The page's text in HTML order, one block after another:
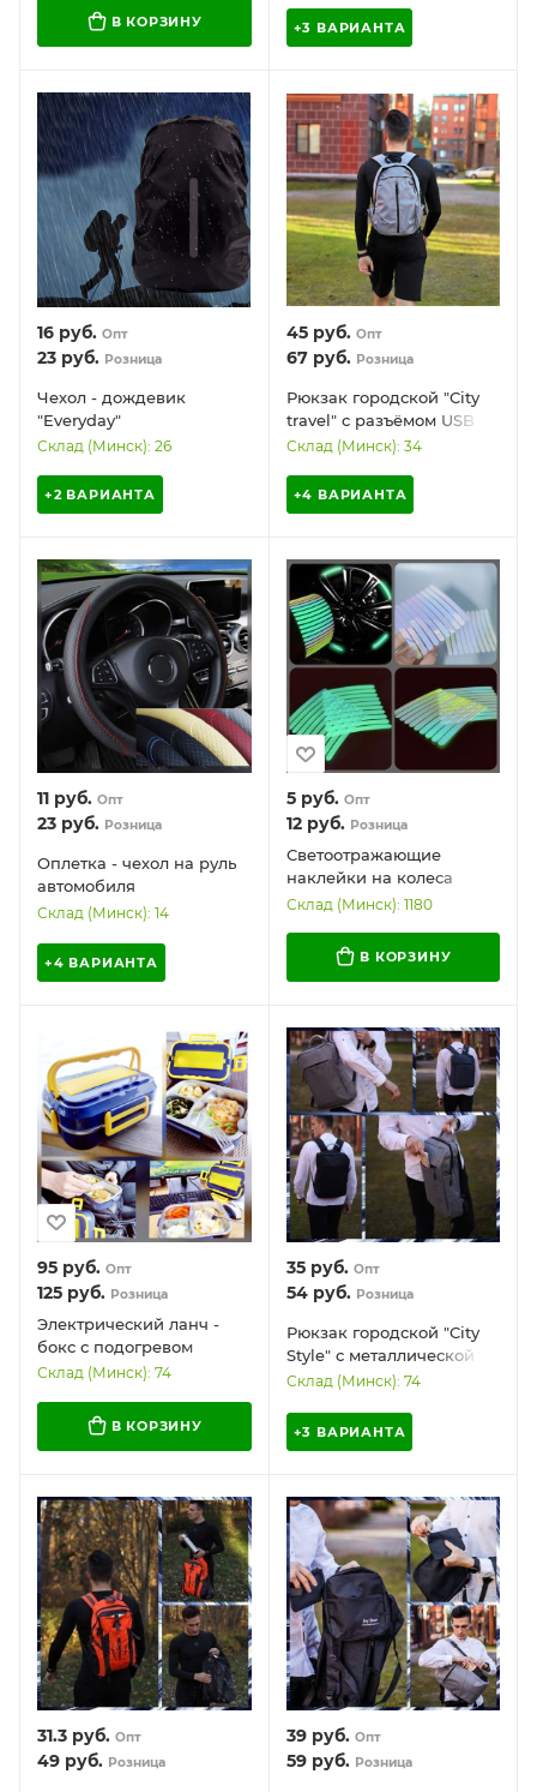
В КОРЗИНУ
размер М-L (25-50
литров)
+3 ВАРИАНТА
16 руб. Опт
23 руб. Розница
Чехол - дождевик
"Everyday"
двухсторонний /
размер М-L (25-50
литров)
Склад (Минск): 26
+2 ВАРИАНТА
45руб. Опт
67руб. Розница
Рюкзак городской "City
travel" с разъёмом USB и
отделением для ноутбука
Склад (Минск): 34
+4 ВАРИАНТА
11 руб. Опт
23 руб. Розница
Оплетка - чехол на руль
автомобиля
классический, экокожа с
Склад (Минск): 14
+4 ВАРИАНТА
5руб. Опт
12руб. Розница
Светоотражающие
наклейки на колеса
автомобиля / скутера /
Склад (Минск): 1180
В КОРЗИНУ
95 руб. Опт
125 руб. Розница
Электрический ланч -
бокс с подогревом
Electric LUNCH BOX DFC-
или автомобильного
адаптера)
Склад (Минск): 74
В КОРЗИНУ
35руб. Опт
54руб. Розница
Рюкзак городской "City
Style" с металлической
ручкой и отделением для
Склад (Минск): 74
+3 ВАРИАНТА
31.3 руб. Опт
49 руб. Розница
39руб. Опт
59руб. Розница